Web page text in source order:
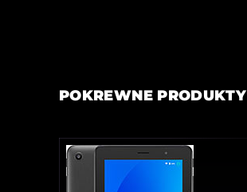
POKREWNE PRODUKTY